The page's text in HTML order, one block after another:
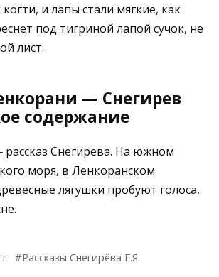
и лапы стали мягкие, как
под тигриной лапой сучок, не
лист.
— Снегирев
содержание
Снегирева. На южном
моря, в Ленкоранском
лягушки пробуют голоса,
Рассказы Снегирёва Г.Я.